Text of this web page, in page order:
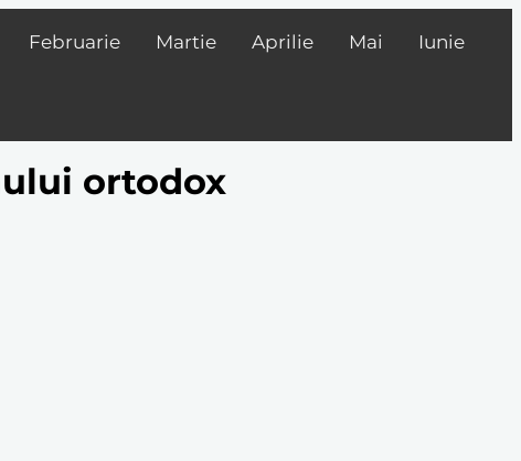
Februarie Martie Aprilie Mai Iunie
ortodox